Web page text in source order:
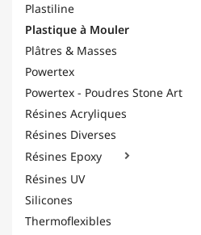
Plastiline
Plastique à Mouler
Plâtres & Masses
Powertex
Powertex - Poudres Stone Art
Résines Acryliques
Résines Diverses
Résines Epoxy

Résines UV
Silicones
Thermoflexibles